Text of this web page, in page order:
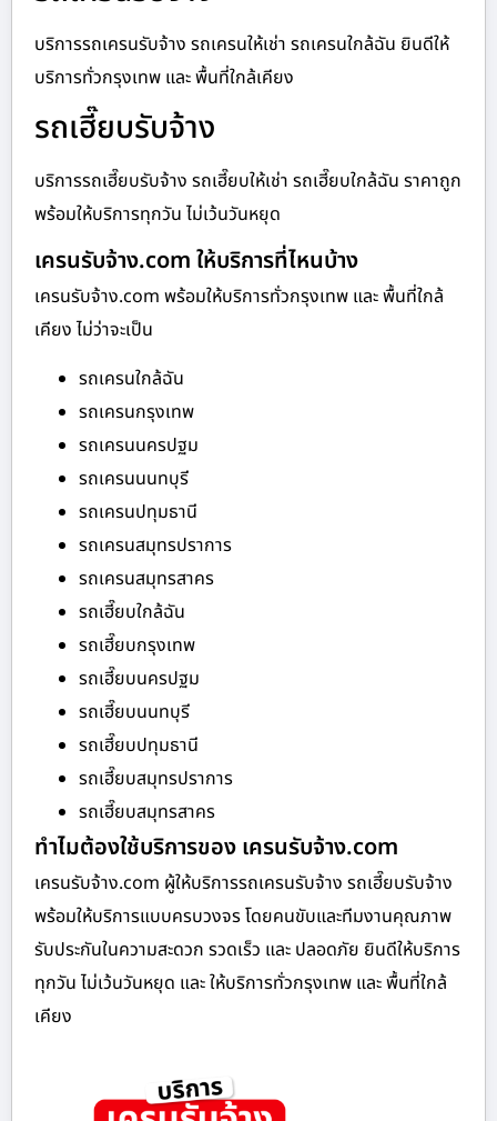
บริการรถเครนรับจ้าง รถเครนให้เช่า รถเครนใกล้ฉัน ยินดีให้
บริการทั่วกรุงเทพ และ พื้นที่ใกล้เคียง
รถเฮี๊ยบรับจ้าง
บริการรถเฮี๊ยบรับจ้าง รถเฮี๊ยบให้เช่า รถเฮี๊ยบใกล้ฉัน ราคาถูก
พร้อมให้บริการทุกวัน ไม่เว้นวันหยุด
เครนรับจ้าง.com ให้บริการที่ไหนบ้าง
เครนรับจ้าง.com พร้อมให้บริการทั่วกรุงเทพ และ พื้นที่ใกล้
เคียง ไม่ว่าจะเป็น
รถเครนใกล้ฉัน
รถเครนกรุงเทพ
รถเครนนครปฐม
รถเครนนนทบุรี
รถเครนปทุมธานี
รถเครนสมุทรปราการ
รถเครนสมุทรสาคร
รถเฮี๊ยบใกล้ฉัน
รถเฮี๊ยบกรุงเทพ
รถเฮี๊ยบนครปฐม
รถเฮี๊ยบนนทบุรี
รถเฮี๊ยบปทุมธานี
รถเฮี๊ยบสมุทรปราการ
รถเฮี๊ยบสมุทรสาคร
ทำไมต้องใช้บริการของ เครนรับจ้าง.com
เครนรับจ้าง.com ผู้ให้บริการรถเครนรับจ้าง รถเฮี๊ยบรับจ้าง
พร้อมให้บริการแบบครบวงจร โดยคนขับและทีมงานคุณภาพ
รับประกันในความสะดวก รวดเร็ว และ ปลอดภัย ยินดีให้บริการ
ทุกวัน ไม่เว้นวันหยุด และ ให้บริการทั่วกรุงเทพ และ พื้นที่ใกล้
เคียง